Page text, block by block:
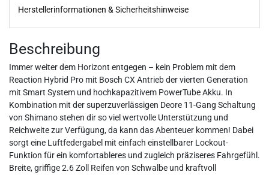
Herstellerinformationen & Sicherheitshinweise
Beschreibung
Immer weiter dem Horizont entgegen – kein Problem mit dem
Reaction Hybrid Pro mit Bosch CX Antrieb der vierten Generation
mit Smart System und hochkapazitivem PowerTube Akku. In
Kombination mit der superzuverlässigen Deore 11-Gang Schaltung
von Shimano stehen dir so viel wertvolle Unterstützung und
Reichweite zur Verfügung, da kann das Abenteuer kommen! Dabei
sorgt eine Luftfedergabel mit einfach einstellbarer Lockout-
Funktion für ein komfortableres und zugleich präziseres Fahrgefühl.
Breite, griffige 2.6 Zoll Reifen von Schwalbe und kraftvoll